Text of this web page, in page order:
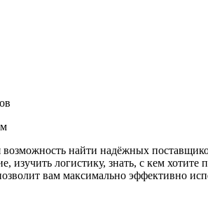
найти надёжных
изучить логистику, знать, с кем
вам максимально эффективно